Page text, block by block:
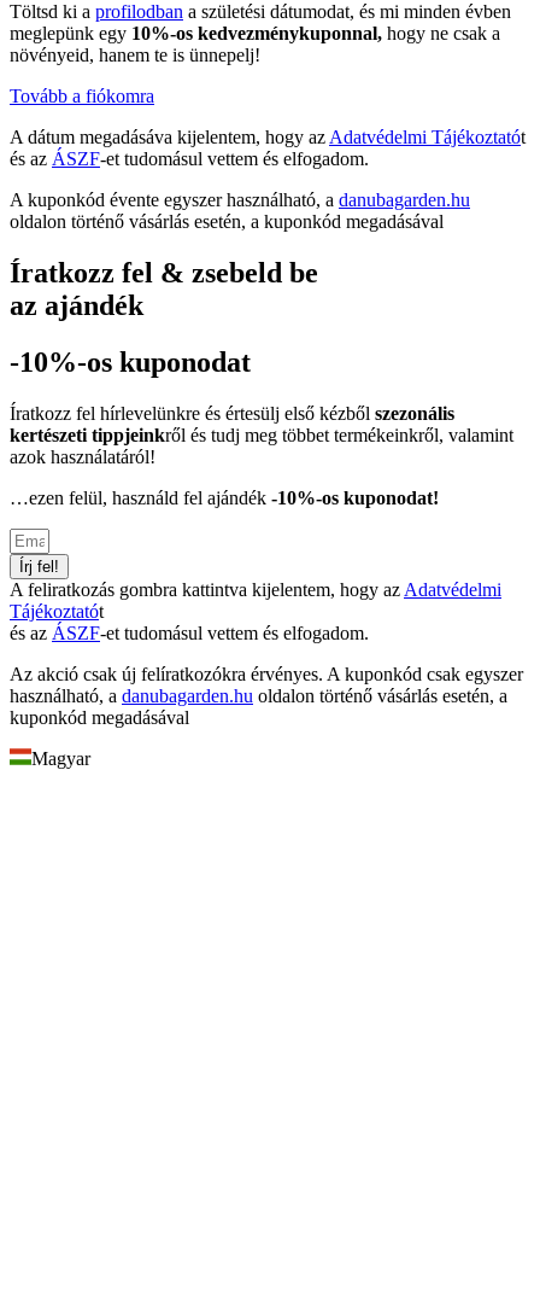
Töltsd ki a profilodban a születési dátumodat, és mi minden évben
meglepünk egy 10%-os kedvezménykuponnal, hogy ne csak a
növényeid, hanem te is ünnepelj!
Tovább a fiókomra
A dátum megadásáva kijelentem, hogy az Adatvédelmi Tájékoztatót
és az ÁSZF-et tudomásul vettem és elfogadom.
A kuponkód évente egyszer használható, a danubagarden.hu
oldalon történő vásárlás esetén, a kuponkód megadásával
Íratkozz fel & zsebeld be
az ajándék
-10%-os kuponodat
Íratkozz fel hírlevelünkre és értesülj első kézből szezonális
kertészeti tippjeinkről és tudj meg többet termékeinkről, valamint
azok használatáról!
…ezen felül, használd fel ajándék -10%-os kuponodat!
Írj fel!
A feliratkozás gombra kattintva kijelentem, hogy az Adatvédelmi
Tájékoztatót
és az ÁSZF-et tudomásul vettem és elfogadom.
Az akció csak új felíratkozókra érvényes. A kuponkód csak egyszer
használható, a danubagarden.hu oldalon történő vásárlás esetén, a
kuponkód megadásával
Magyar